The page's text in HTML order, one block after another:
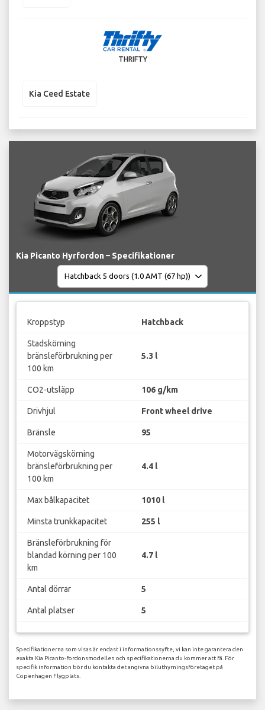
THRIFTY
Kia Ceed Estate
Kia Picanto Hyrfordon – Specifikationer
Kroppstyp Hatchback
Stadskörning
bränsleförbrukning per
100 km
5.3 l
CO2-utsläpp 106 g/km
Drivhjul Front wheel drive
Bränsle 95
Motorvägskörning
bränsleförbrukning per
100 km
4.4 l
Max bålkapacitet 1010 l
Minsta trunkkapacitet 255 l
Bränsleförbrukning för
blandad körning per 100
km
4.7 l
Antal dörrar 5
Antal platser 5
Specifikationerna som visas är endast i informationssyfte, vi kan inte garantera den
exakta Kia Picanto-fordonsmodellen och specifikationerna du kommer att få. För
specifik information bör du kontakta det angivna biluthyrningsföretaget på
Copenhagen Flygplats.